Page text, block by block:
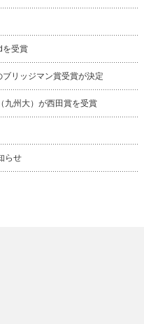
を受賞
リッジマン賞受賞が決定
九州大）が西田賞を受賞
らせ